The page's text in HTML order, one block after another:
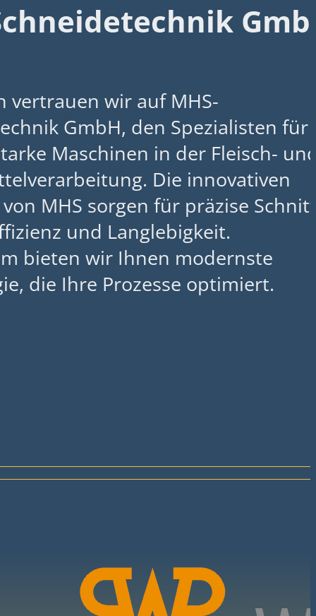
vertrauen wir auf MHS-
GmbH, den Spezialisten für
Maschinen in der Fleisch-
Die innovativen
MHS sorgen für präzise
und Langlebigkeit.
bieten wir Ihnen modernste
die Ihre Prozesse optimiert.